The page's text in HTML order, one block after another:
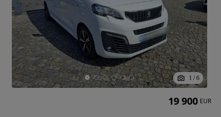
1 / 6
19 900 EUR